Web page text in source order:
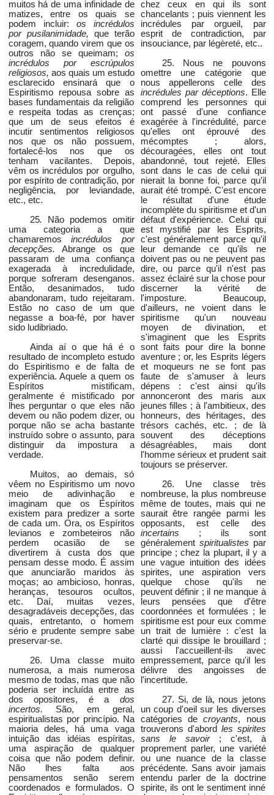
muitos há de uma infinidade de
matizes, entre os quais se
podem incluir: os incrédulos
por pusilanimidade, que terão
coragem, quando virem que os
outros não se queimam; os
incrédulos por escrúpulos
religiosos, aos quais um estudo
esclarecido ensinará que o
Espiritismo repousa sobre as
bases fundamentais da religião
e respeita todas as crenças;
que um de seus efeitos é
incutir sentimentos religiosos
nos que os não possuem,
fortalecê-los nos que os
tenham vacilantes. Depois,
vêm os incrédulos por orgulho,
por espírito de contradição, por
negligência, por leviandade,
etc., etc.
25.
Não podemos omitir
uma categoria a que
chamaremos incrédulos por
decepções.Abrange os que
passaram de uma confiança
exagerada à incredulidade,
porque sofreram desenganos.
Então, desanimados, tudo
abandonaram, tudo rejeitaram.
Estão no caso de um que
negasse a boa-fé, por haver
sido ludibriado.
Ainda aí o que há é o
resultado de incompleto estudo
do Espiritismo e de falta de
experiência. Aquele a quem os
Espíritos mistificam,
geralmente é mistificado por
lhes perguntar o que eles não
devem ou não podem dizer, ou
porque não se acha bastante
instruído sobre o assunto, para
distinguir da impostura a
verdade.
Muitos, ao demais, só
vêem no Espiritismo um novo
meio de adivinhação e
imaginam que os Espíritos
existem para predizer a sorte
de cada um. Ora, os Espíritos
levianos e zombeteiros não
perdem ocasião de se
divertirem à custa dos que
pensam desse modo. É assim
que anunciarão maridos às
moças; ao ambicioso, honras,
heranças, tesouros ocultos,
etc. Daí, muitas vezes,
desagradáveis decepções, das
quais, entretanto, o homem
sério e prudente sempre sabe
preservar-se.
26. Uma classe muito
numerosa, a mais numerosa
mesmo de todas, mas que não
poderia ser incluída entre as
dos opositores, é a dos
incertos. São, em geral,
espiritualistas por princípio. Na
maioria deles, há uma vaga
intuição das idéias espíritas,
uma aspiração de qualquer
coisa que não podem definir.
Não lhes falta aos
pensamentos senão serem
coordenados e formulados. O
chez ceux en qui ils sont
chancelants ; puis viennent les
incrédules par orgueil, par
esprit de contradiction, par
insouciance, par légèreté, etc..
25. Nous ne pouvons
omettre une catégorie que
nous appellerons celle des
incrédules par déceptions. Elle
comprend les personnes qui
ont passé d'une confiance
exagérée à l'incrédulité, parce
qu'elles ont éprouvé des
mécomptes ; alors,
découragées, elles ont tout
abandonné, tout rejeté. Elles
sont dans le cas de celui qui
nierait la bonne foi, parce qu'il
aurait été trompé. C'est encore
le résultat d'une étude
incomplète du spiritisme et d'un
défaut d'expérience. Celui qui
est mystifié par les Esprits,
c'est généralement parce qu'il
leur demande ce qu'ils ne
doivent pas ou ne peuvent pas
dire, ou parce qu'il n'est pas
assez éclairé sur la chose pour
discerner la vérité de
l'imposture. Beaucoup,
d'ailleurs, ne voient dans le
spiritisme qu'un nouveau
moyen de divination, et
s'imaginent que les Esprits
sont faits pour dire la bonne
aventure ; or, les Esprits légers
et moqueurs ne se font pas
faute de s'amuser à leurs
dépens : c'est ainsi qu'ils
annonceront des maris aux
jeunes filles ; à l'ambitieux, des
honneurs, des héritages, des
trésors cachés, etc. ; de là
souvent des déceptions
désagréables, mais dont
l'homme sérieux et prudent sait
toujours se préserver.
26. Une classe très
nombreuse, la plus nombreuse
même de toutes, mais qui ne
saurait être rangée parmi les
opposants, est celle des
incertains ; ils sont
généralement spiritualistes par
principe ; chez la plupart, il y a
une vague intuition des idées
spirites, une aspiration vers
quelque chose qu'ils ne
peuvent définir ; il ne manque à
leurs pensées que d'être
coordonnées et formulées ; le
spiritisme est pour eux comme
un trait de lumière : c'est la
clarté qui dissipe le brouillard ;
aussi l'accueillent-ils avec
empressement, parce qu'il les
délivre des angoisses de
l'incertitude.
27. Si, de là, nous jetons
un coup d'oeil sur les diverses
catégories decroyants, nous
trouverons d'abord les spirites
sans le savoir; c'est, à
proprement parler, une variété
ou une nuance de la classe
précédente. Sans avoir jamais
entendu parler de la doctrine
spirite, ils ont le sentiment inné